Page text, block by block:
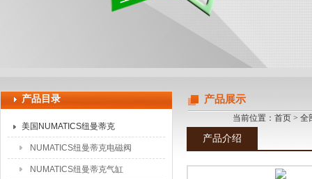
产品目录
美国NUMATICS纽曼蒂克
NUMATICS纽曼蒂克电磁阀
NUMATICS纽曼蒂克气缸
产品展示
当前位置： 首页 > 全
产品介绍